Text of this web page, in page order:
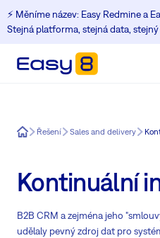
⚡️ Měníme název: Easy Redmine a
Stejná platforma, stejná data, stejný
Easy8Řešení Sales and delivery
Kontinuální
B2B CRM a zejména jeho
udělaly pevný zdroj dat pro